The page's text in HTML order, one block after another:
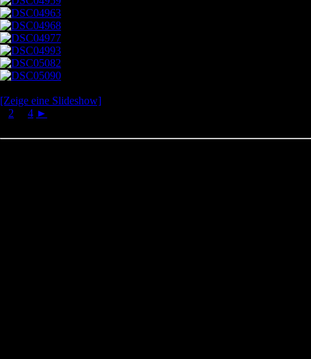
[Zeige eine Slideshow]
2 4 ►